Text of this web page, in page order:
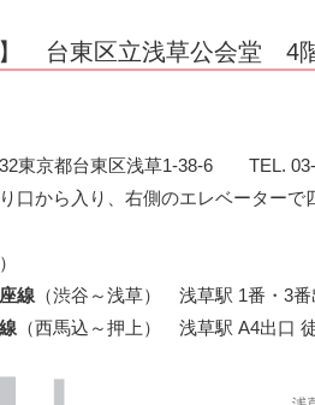
】 台東区立浅草公会堂
東京都台東区浅草1-38-6 TEL. 03-
口から入り、右側のエレベーターで
線 （渋谷～浅草） 浅草駅 1番・3
（西馬込～押上） 浅草駅 A4出口